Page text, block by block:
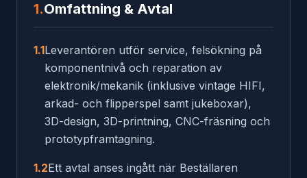
1.Omfattning & Avtal
1.1Leverantören utför service, felsökning på
komponentnivå och reparation av
elektronik/mekanik (inklusive vintage HIFI,
arkad- och flipperspel samt jukeboxar),
3D-design, 3D-printning, CNC-fräsning och
prototypframtagning.
1.2Ett avtal anses ingått när Beställaren